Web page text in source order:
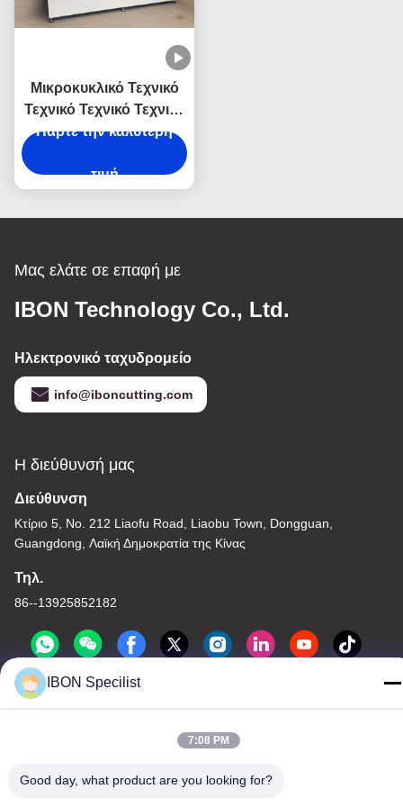
Μικροκυκλικό Τεχνικό
Τεχνικό Τεχνικό Τεχνικό
Τεχνικό Τεχνικό Τεχνικό
Τεχνικό Τεχνικό Τεχνικό
Πάρτε την καλύτερη
τιμή
Μας ελάτε σε επαφή με
IBON Technology Co., Ltd.
Ηλεκτρονικό ταχυδρομείο
info@iboncutting.com
Η διεύθυνσή μας
Διεύθυνση
Κτίριο 5, No. 212 Liaofu Road, Liaobu Town, Dongguan,
Guangdong, Λαϊκή Δημοκρατία της Κίνας
Τηλ.
86--13925852182
Πολιτική μυστικότητας
Καλή ποιότητα της Κίνας τέμνουσα μηχανή δέρματος
IBON Specilist
7:08 PM
Good day, what product are you looking for?